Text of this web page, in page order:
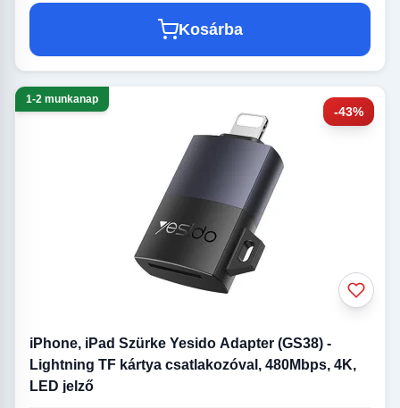
Kosárba
-43%
1-2 munkanap
iPhone, iPad Szürke Yesido Adapter (GS38) -
Lightning TF kártya csatlakozóval, 480Mbps, 4K,
LED jelző